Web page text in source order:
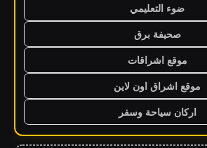
ضوء التعليمي
صحيفة برق
موقع اشراقات
موقع اشراق اون لاين
اركان سياحة وسفر